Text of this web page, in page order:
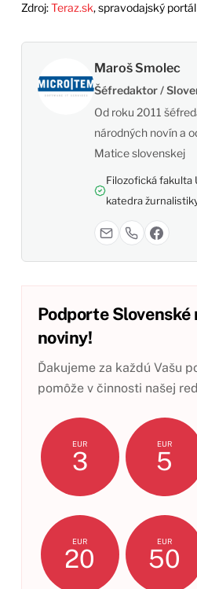
Zdroj:Teraz.sk, spravodajský
Maroš Smolec
Šéfredaktor /
Od roku 2011
národných novín a
Matice slovenskej
Filozofická fakulta
katedra
Podporte Slovenské
noviny!
Ďakujeme za každú Vašu
pomôže v činnosti našej
EUR
3
EUR
5
EUR
20
EUR
50